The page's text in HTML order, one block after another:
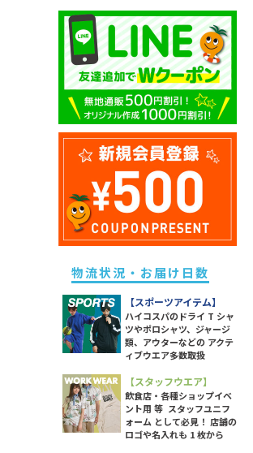
除菌・衛生・ヘルスケアグッズ
防災グッズ
ライト
ソックス
ラッピング・ショッパー・ギフ
トバッグ・包材
イベント・観戦グッズ
パーツ・付属品
スポーツグッズ
その他雑貨
メンズ パーカー
メンズ スウェットパンツ
メンズ ボトムス
メンズ 長袖Tシャツ
メンズ スポーツアイテム
メンズ ワークウエア
メンズ アウター
メンズ タンクトップ
メンズ シャツ
キッズ ドライポロシャツ
キッズ トレーナー
キッズ パーカー
キッズ スウェットパンツ
キッズ 長袖Tシャツ
キッズ スポーツアイテム
キッズ アウター
キッズ ボトムス
レディース ポロシャツ
レディース ドライポロシャツ
レディース トレーナー
レディース パーカー
レディース スウェットパンツ
レディース 長袖Tシャツ
レディース スポーツアイテム
レディース ワークウエア
レディース シャツ
レディース アウター
レディース タンク・キャミ
レディース ボトムス
ユニセックス ドライTシャツ
ユニセックス トレーナー
ユニセックス ポロシャツ
ユニセックス パーカー
ユニセックス 長袖Tシャツ
ユニセックス スポーツアイテム
ユニセックス アウター
ユニセックス シャツ
物流状況・お届け日数
【スポーツアイテム】
ハイコスパのドライ T シャ
ツやポロシャツ、ジャージ
類、アウターなどの アクテ
ィブウエア多数取扱
【スタッフウエア】
飲食店・各種ショップイベ
ント用 等 スタッフユニフ
ォーム として必見！ 店舗の
ロゴや名入れも 1 枚から